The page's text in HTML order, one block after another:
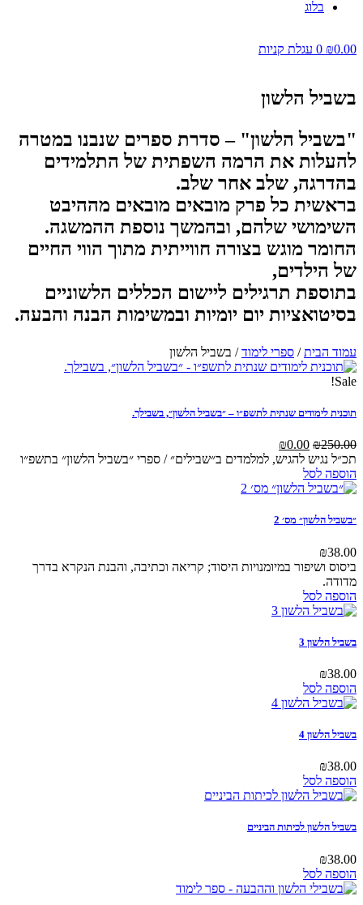
0 עגלת קניות
הלשון
הלשון" – סדרת ספרים שנבנו במטרה
את הרמה השפתית של התלמידים
שלב אחר שלב.
כל פרק מובאים מובאים מההיבט
שלהם, ובהמשך נוספת ההמשגה.
מוגש בצורה חווייתית מתוך הווי החיים
תרגילים ליישום הכללים הלשוניים
יום יומיות ובמשימות הבנה והבעה.
/ ספרי לימוד/ בשביל הלשון
שנתית לתשפ״ו – ״בשביל הלשון״, בשבילך.
₪המחיר
המקורי
היה:
₪250.00.
₪0.00 המחיר
הנוכחי
הוא:
₪0.00.
להגיש, למלמדים ב״שבילים״ / ספרי ״בשביל הלשון״ בתשפ״ו
לסל
מס׳ 2
₪
במיומנויות היסוד; קריאה וכתיבה, והבנת הנקרא בדרך
לסל
3
₪
לסל
4
₪
לסל
לכיתות הביניים
₪
לסל